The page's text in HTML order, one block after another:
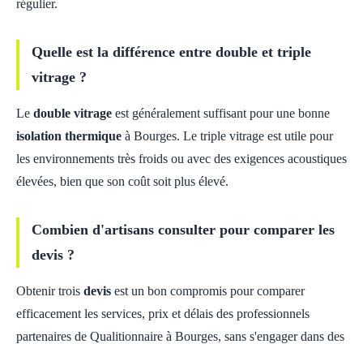
régulier.
Quelle est la différence entre double et triple
vitrage ?
Le double vitrage est généralement suffisant pour une bonne
isolation thermique à Bourges. Le triple vitrage est utile pour
les environnements très froids ou avec des exigences acoustiques
élevées, bien que son coût soit plus élevé.
Combien d'artisans consulter pour comparer les
devis ?
Obtenir trois devis est un bon compromis pour comparer
efficacement les services, prix et délais des professionnels
partenaires de Qualitionnaire à Bourges, sans s'engager dans des